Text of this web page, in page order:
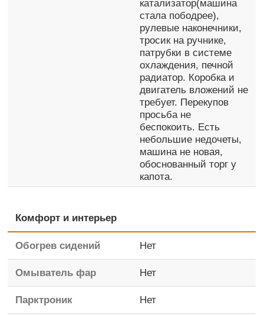
катализатор(машина
стала пободрее),
рулевые наконечники,
тросик на ручнике,
патрубки в системе
охлаждения, печной
радиатор. Коробка и
двигатель вложений не
требует. Перекупов
просьба не
беспокоить. Есть
небольшие недочеты,
машина не новая,
обоснованный торг у
капота.
Комфорт и интерьер
Обогрев сидений Нет
Омыватель фар Нет
Парктроник Нет